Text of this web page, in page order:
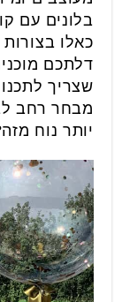
בלונים עם
כאלו
דלתכם
שצריך
מבחר רחב
יותר נוח